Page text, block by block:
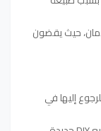
حيث يقضون
إليها في